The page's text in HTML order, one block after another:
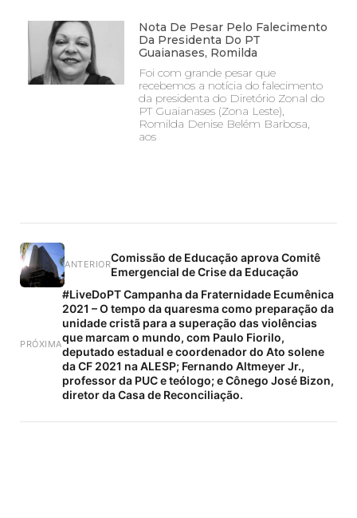
Nota De Pesar Pelo Falecimento
Da Presidenta Do PT
Guaianases, Romilda
Foi com grande pesar que
recebemos a notícia do falecimento
da presidenta do Diretório Zonal do
PT Guaianases (Zona Leste),
Romilda Denise Belém Barbosa,
aos
ANTERIORComissão de Educação aprova Comitê
Emergencial de Crise da Educação
PRÓXIMA
#LiveDoPT Campanha da Fraternidade Ecumênica
2021 – O tempo da quaresma como preparação da
unidade cristã para a superação das violências
que marcam o mundo, com Paulo Fiorilo,
deputado estadual e coordenador do Ato solene
da CF 2021 na ALESP; Fernando Altmeyer Jr.,
professor da PUC e teólogo; e Cônego José Bizon,
diretor da Casa de Reconciliação.